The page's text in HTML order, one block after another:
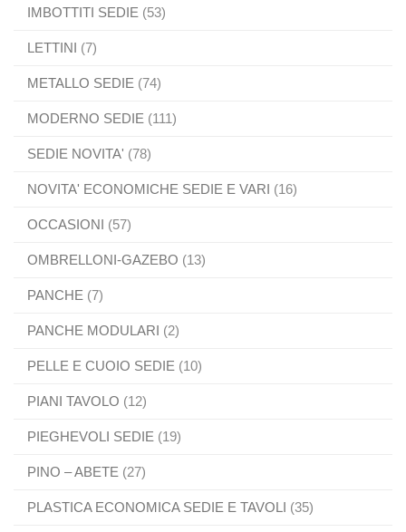
IMBOTTITI SEDIE (53)
LETTINI (7)
METALLO SEDIE (74)
MODERNO SEDIE (111)
SEDIE NOVITA' (78)
NOVITA' ECONOMICHE SEDIE E VARI (16)
OCCASIONI (57)
OMBRELLONI-GAZEBO (13)
PANCHE (7)
PANCHE MODULARI (2)
PELLE E CUOIO SEDIE (10)
PIANI TAVOLO (12)
PIEGHEVOLI SEDIE (19)
PINO – ABETE (27)
PLASTICA ECONOMICA SEDIE E TAVOLI (35)